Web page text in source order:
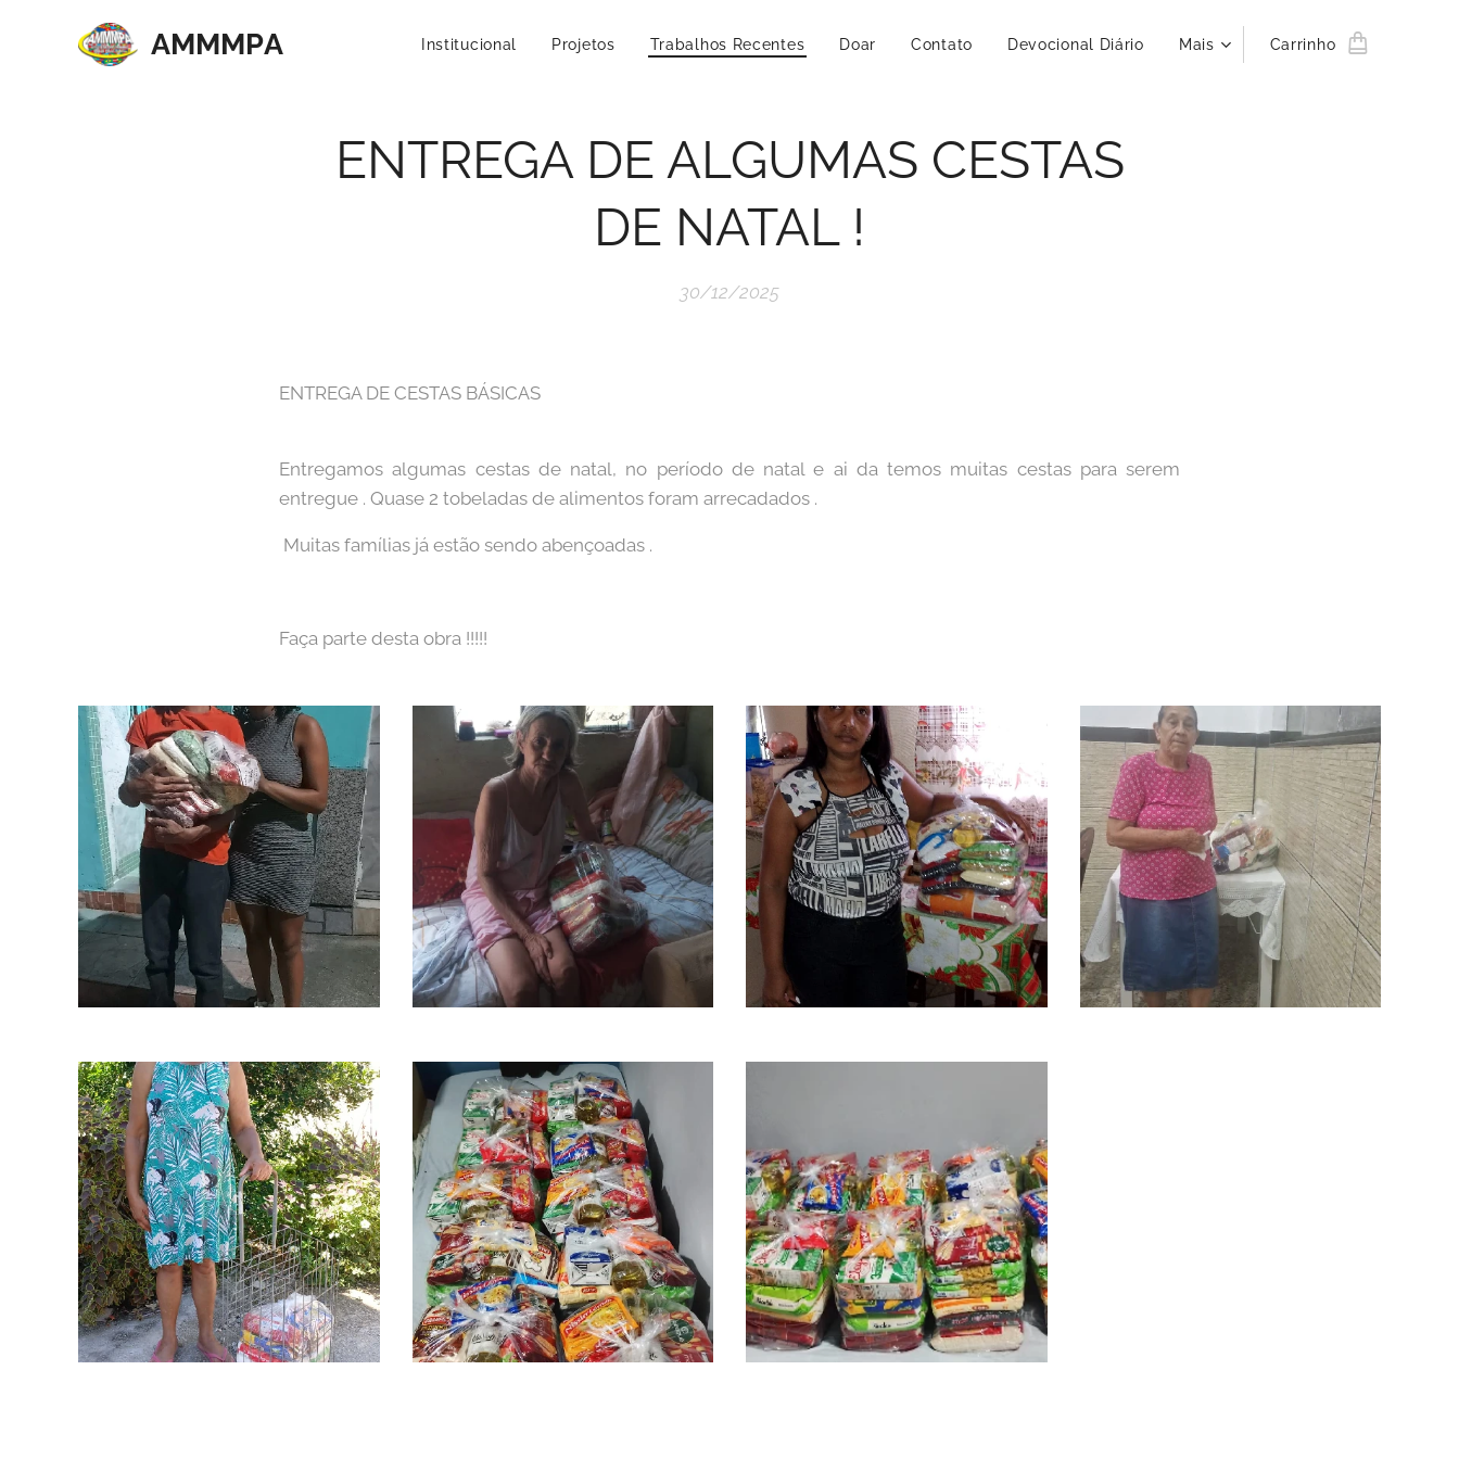
AMMMPA Institucional Projetos Trabalhos Recentes Doar Contato Devocional Diário Mais Carrinho
ENTREGA DE ALGUMAS CESTAS
DE NATAL !
30/12/2025
ENTREGA DE CESTAS BÁSICAS
Entregamos algumas cestas de natal, no período de natal e ai da temos muitas cestas para serem
entregue . Quase 2 tobeladas de alimentos foram arrecadados .
Muitas famílias já estão sendo abençoadas .
Faça parte desta obra !!!!!